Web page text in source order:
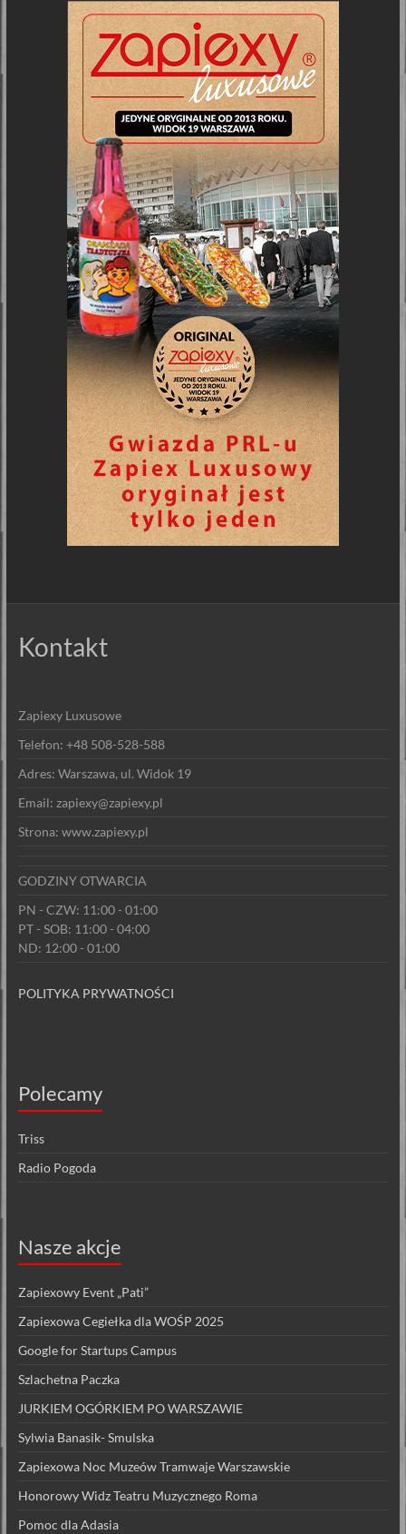
Kontakt
Zapiexy Luxusowe
Telefon: +48 508-528-588
Adres: Warszawa, ul. Widok 19
Email: zapiexy@zapiexy.pl
Strona: www.zapiexy.pl
GODZINY OTWARCIA
PN - CZW: 11:00 - 01:00
PT - SOB: 11:00 - 04:00
ND: 12:00 - 01:00
POLITYKA PRYWATNOŚCI
Polecamy
Triss
Radio Pogoda
Nasze akcje
Zapiexowy Event „Pati”
Zapiexowa Cegiełka dla WOŚP 2025
Google for Startups Campus
Szlachetna Paczka
JURKIEM OGÓRKIEM PO WARSZAWIE
Sylwia Banasik- Smulska
Zapiexowa Noc Muzeów Tramwaje Warszawskie
Honorowy Widz Teatru Muzycznego Roma
Pomoc dla Adasia